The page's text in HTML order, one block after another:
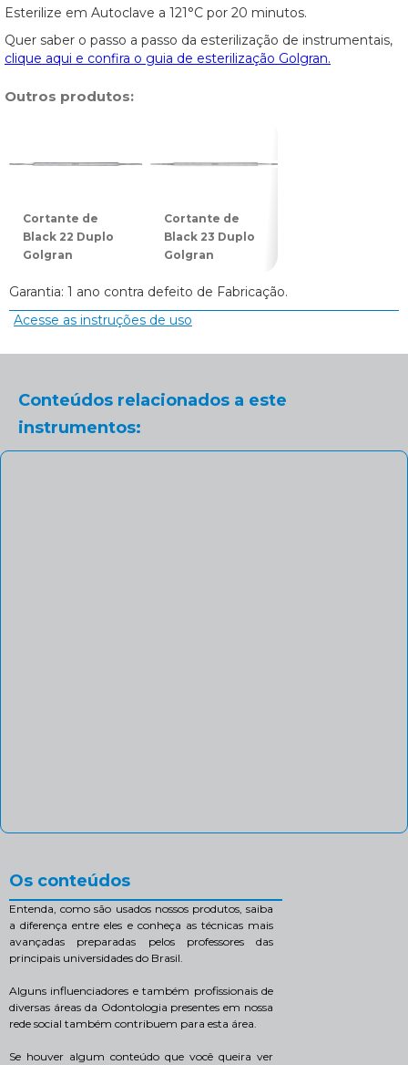
Esterilize em Autoclave a 121°C por 20 minutos.
Quer saber o passo a passo da esterilização de instrumentais,
clique aqui e confira o guia de esterilização Golgran.
Outros produtos:
Cortante de
Black 22 Duplo
Golgran
Cortante de
Black 23 Duplo
Golgran
Garantia: 1 ano contra defeito de Fabricação.
Acesse as instruções de uso
Conteúdos relacionados a este
instrumentos:
Os conteúdos
Entenda, como são usados nossos produtos, saiba
a diferença entre eles e conheça as técnicas mais
avançadas preparadas pelos professores das
principais universidades do Brasil.
Alguns influenciadores e também profissionais de
diversas áreas da Odontologia presentes em nossa
rede social também contribuem para esta área.
Se houver algum conteúdo que você queira ver